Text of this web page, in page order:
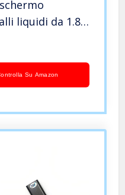
liquidi da 1.8
carta di
Su Amazon